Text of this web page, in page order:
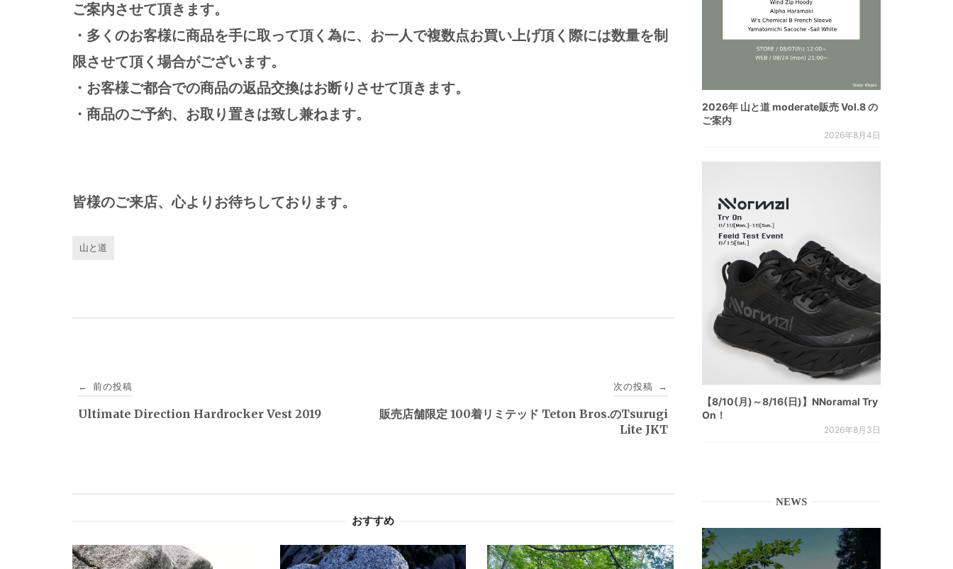
ご案内させて頂きます。
・多くのお客様に商品を手に取って頂く為に、お一人で複数点お買い上げ頂く際には数量を制
限させて頂く場合がございます。
・お客様ご都合での商品の返品交換はお断りさせて頂きます。
・商品のご予約、お取り置きは致し兼ねます。
皆様のご来店、心よりお待ちしております。
山と道
稿
シ
← 前の投稿
Ultimate Direction Hardrocker Vest 2019
次の投稿 →
販売店舗限定 100着リミテッド Teton Bros.のTsurugi
Lite JKT
おすすめ
2026年 山と道 moderate販売 Vol.8 の
ご案内
2026年8月4日
【8/10(月)～8/16(日)】NNoramal Try
On！
2026年8月3日
NEWS